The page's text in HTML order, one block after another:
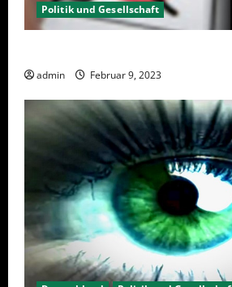
Politik und Gesellschaft
admin Februar 9, 2023